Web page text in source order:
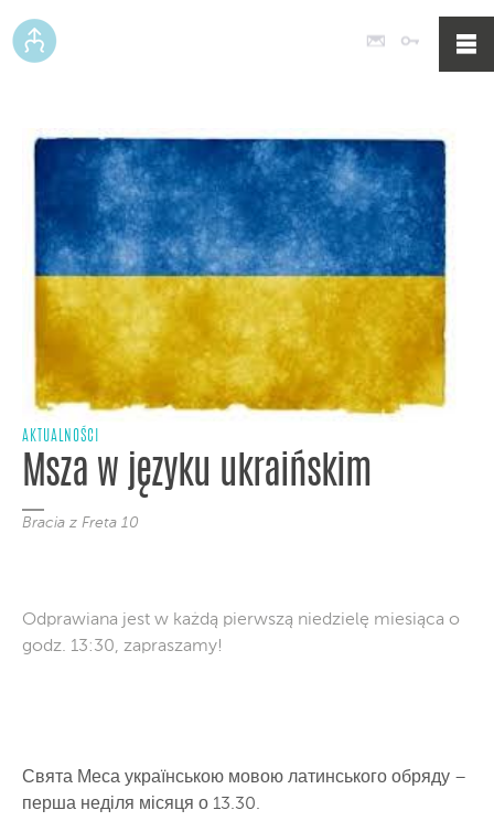
Poczta
AKTUALNOŚCI
Msza w języku ukraińskim
Bracia z Freta 10
Odprawiana jest w każdą pierwszą niedzielę miesiąca o
godz. 13:30, zapraszamy!
Свята Меса українською мовою латинського обряду –
перша неділя місяця о 13.30.